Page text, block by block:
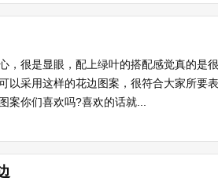
，很是显眼，配上绿叶的搭配感觉真的是
以采用这样的花边图案，很符合大家所要
案你们喜欢吗?喜欢的话就...